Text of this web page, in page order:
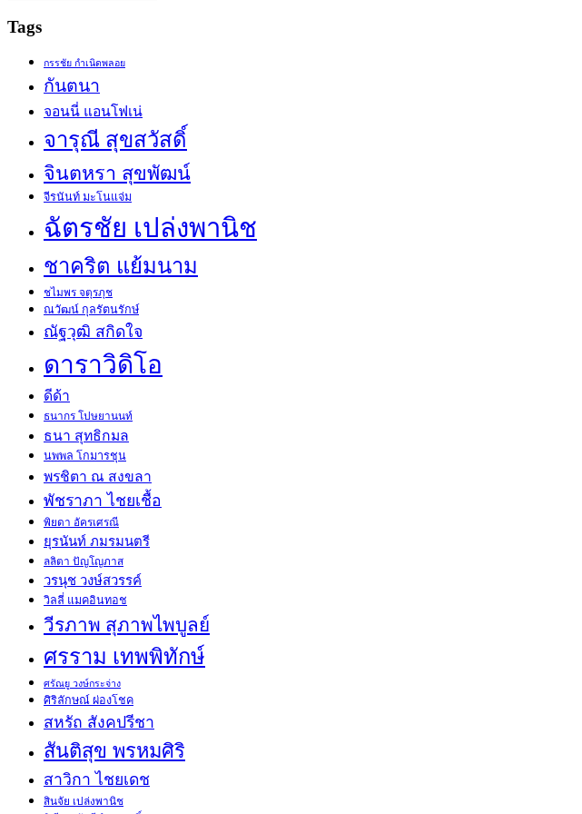
Tags
กรรชัย กำเนิดพลอย
กันตนา
จอนนี่ แอนโฟเน่
จารุณี สุขสวัสดิ์
จินตหรา สุขพัฒน์
จีรนันท์ มะโนแจ่ม
ฉัตรชัย เปล่งพานิช
ชาคริต แย้มนาม
ชไมพร จตุรภุช
ณวัฒน์ กุลรัตนรักษ์
ณัฐวุฒิ สกิดใจ
ดาราวิดิโอ
ดีด้า
ธนากร โปษยานนท์
ธนา สุทธิกมล
นพพล โกมารชุน
พรชิตา ณ สงขลา
พัชราภา ไชยเชื้อ
พิยดา อัครเศรณี
ยุรนันท์ ภมรมนตรี
ลลิตา ปัญโญภาส
วรนุช วงษ์สวรรค์
วิลลี่ แมคอินทอช
วีรภาพ สุภาพไพบูลย์
ศรราม เทพพิทักษ์
ศรัณยู วงษ์กระจ่าง
ศิริลักษณ์ ผ่องโชค
สหรัถ สังคปรีชา
สันติสุข พรหมศิริ
สาวิกา ไชยเดช
สินจัย เปล่งพานิช